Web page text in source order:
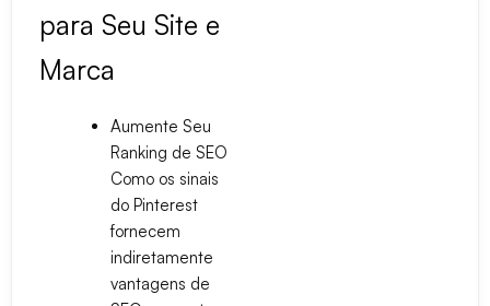
para Seu Site e
Marca
Aumente Seu
Ranking de SEO
Como os sinais
do Pinterest
fornecem
indiretamente
vantagens de